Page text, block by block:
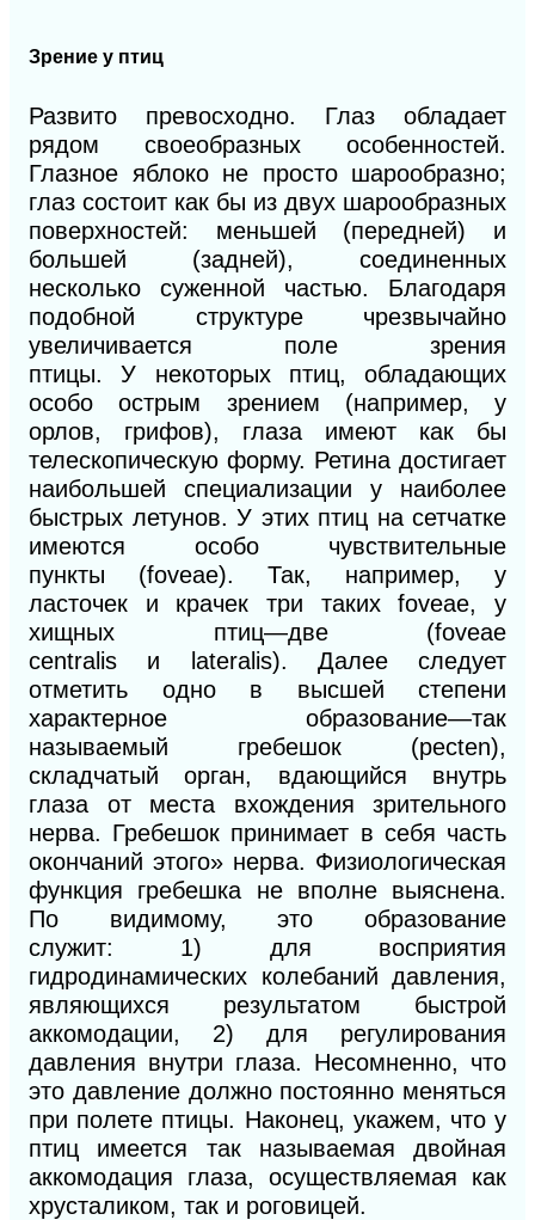
Зрение у птиц
Развито превосходно. Глаз обладает
рядом своеобразных особенностей.
Глазное яблоко не просто шарообразно;
глаз состоит как бы из двух шарообразных
поверхностей: меньшей (передней) и
большей (задней), соединенных
несколько суженной частью. Благодаря
подобной структуре чрезвычайно
увеличивается поле зрения
птицы.У некоторых птиц, обладающих
особо острым зрением (например, у
орлов, грифов), глаза имеют как бы
телескопическую форму. Ретина достигает
наибольшей специализации у наиболее
быстрых летунов. У этих птиц на сетчатке
имеются особо чувствительные
пункты (foveae). Так, например, у
ласточек и крачек три таких foveae, у
хищных птиц—две (foveae
centralis и lateralis). Далее следует
отметить одно в высшей степени
характерное образование—так
называемый гребешок (pecten),
складчатый орган, вдающийся внутрь
глаза от места вхождения зрительного
нерва. Гребешок принимает в себя часть
окончаний этого» нерва. Физиологическая
функция гребешка не вполне выяснена.
По видимому, это образование
служит: 1) для восприятия
гидродинамических колебаний давления,
являющихся результатом быстрой
аккомодации, 2) для регулирования
давления внутри глаза. Несомненно, что
это давление должно постоянно меняться
при полете птицы. Наконец, укажем, что у
птиц имеется так называемая двойная
аккомодация глаза, осуществляемая как
хрусталиком, так и роговицей.